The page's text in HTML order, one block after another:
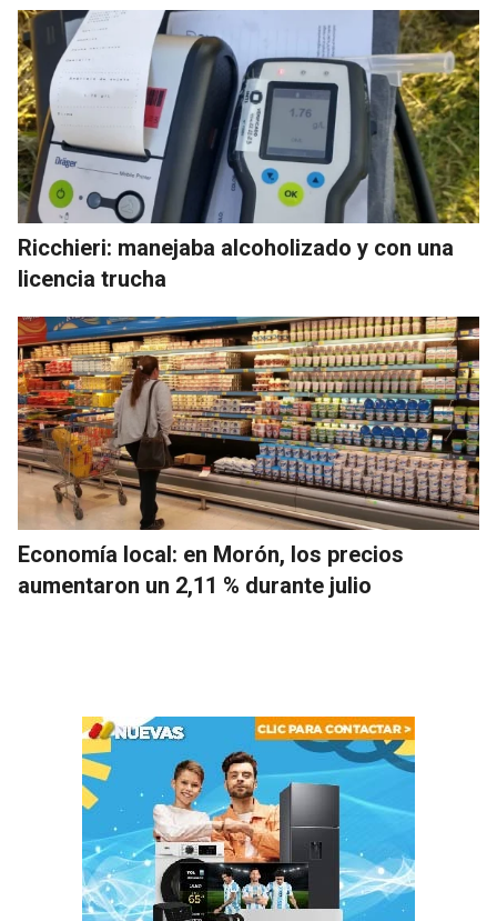
Ricchieri: manejaba alcoholizado y con una
licencia trucha
Economía local: en Morón, los precios
aumentaron un 2,11 % durante julio